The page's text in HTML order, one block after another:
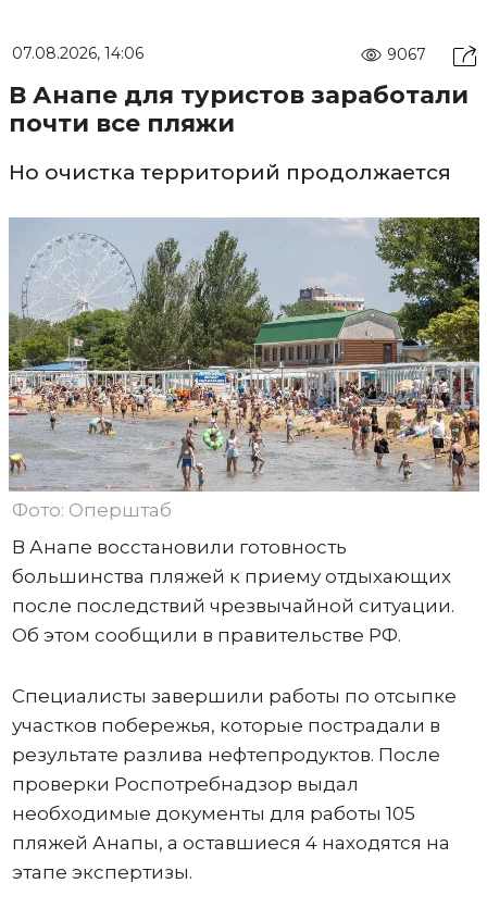
07.08.2026, 14:06 9067
В Анапе для туристов заработали
почти все пляжи
Но очистка территорий продолжается
Фото: Оперштаб
В Анапе восстановили готовность
большинства пляжей к приему отдыхающих
после последствий чрезвычайной ситуации.
Об этом сообщили в правительстве РФ.
Специалисты завершили работы по отсыпке
участков побережья, которые пострадали в
результате разлива нефтепродуктов. После
проверки Роспотребнадзор выдал
необходимые документы для работы 105
пляжей Анапы, а оставшиеся 4 находятся на
этапе экспертизы.